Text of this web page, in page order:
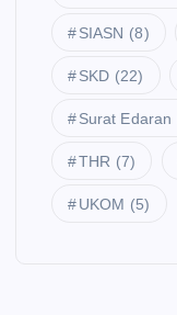
SIASN (8)
SKD (22)
Surat Edaran
THR (7)
UKOM (5)